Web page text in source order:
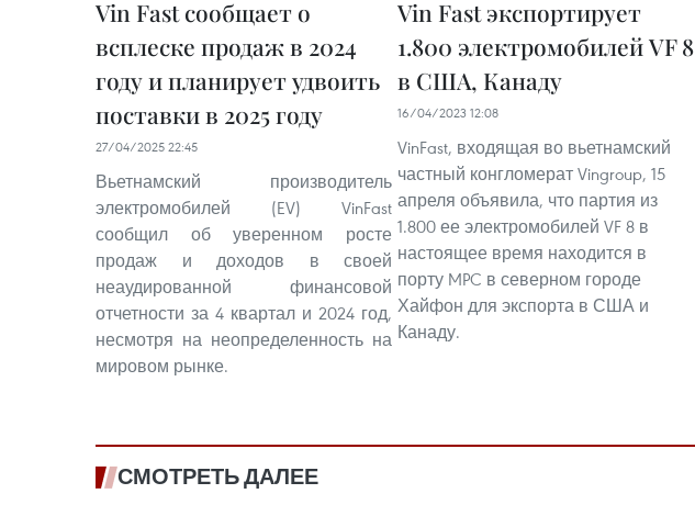
Vin Fast сообщает о
всплеске продаж в 2024
году и планирует удвоить
поставки в 2025 году
27/04/2025 22:45
Вьетнамский производитель
электромобилей (EV) VinFast
сообщил об уверенном росте
продаж и доходов в своей
неаудированной финансовой
отчетности за 4 квартал и 2024 год,
несмотря на неопределенность на
мировом рынке.
Vin Fast экспортирует
1.800 электромобилей VF 8
в США, Канаду
16/04/2023 12:08
VinFast, входящая во вьетнамский
частный конгломерат Vingroup, 15
апреля объявила, что партия из
1.800 ее электромобилей VF 8 в
настоящее время находится в
порту MPC в северном городе
Хайфон для экспорта в США и
Канаду.
СМОТРЕТЬ ДАЛЕЕ